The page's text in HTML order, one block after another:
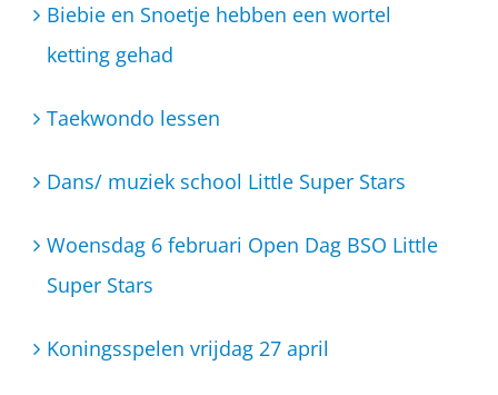
Biebie en Snoetje hebben een wortel
ketting gehad
Taekwondo lessen
Dans/ muziek school Little Super Stars
Woensdag 6 februari Open Dag BSO Little
Super Stars
Koningsspelen vrijdag 27 april